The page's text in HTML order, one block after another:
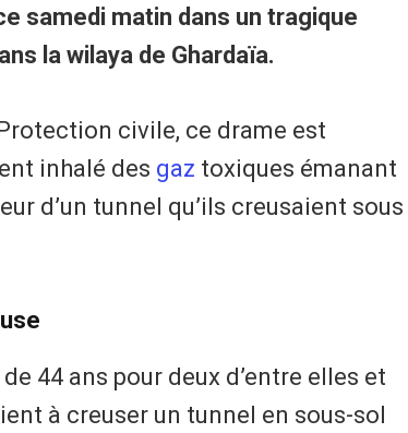
samedi matin dans un tragique
la wilaya de Ghardaïa.
civile, ce drame est
inhalé des gaz toxiques émanant
d’un tunnel qu’ils creusaient sous
44 ans pour deux d’entre elles et
à creuser un tunnel en sous-sol